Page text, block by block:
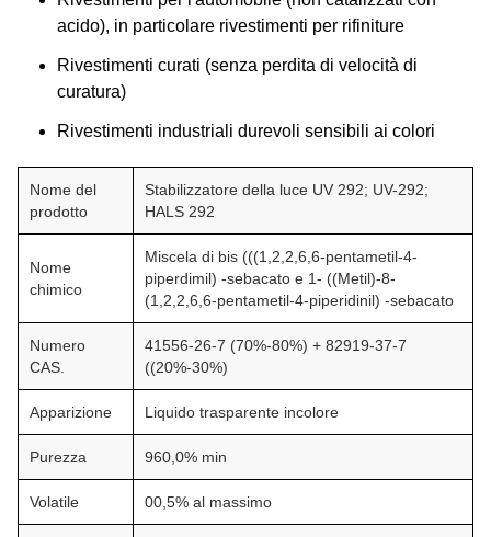
acido), in particolare rivestimenti per rifiniture
Rivestimenti curati (senza perdita di velocità di
curatura)
Rivestimenti industriali durevoli sensibili ai colori
Nome del
prodotto
Stabilizzatore della luce UV 292; UV-292;
HALS 292
Nome
chimico
Miscela di bis (((1,2,2,6,6-pentametil-4-
piperdimil) -sebacato e 1- ((Metil)-8-
(1,2,2,6,6-pentametil-4-piperidinil) -sebacato
Numero
CAS.
41556-26-7 (70%-80%) + 82919-37-7
((20%-30%)
Apparizione Liquido trasparente incolore
Purezza 960,0% min
Volatile 00,5% al massimo